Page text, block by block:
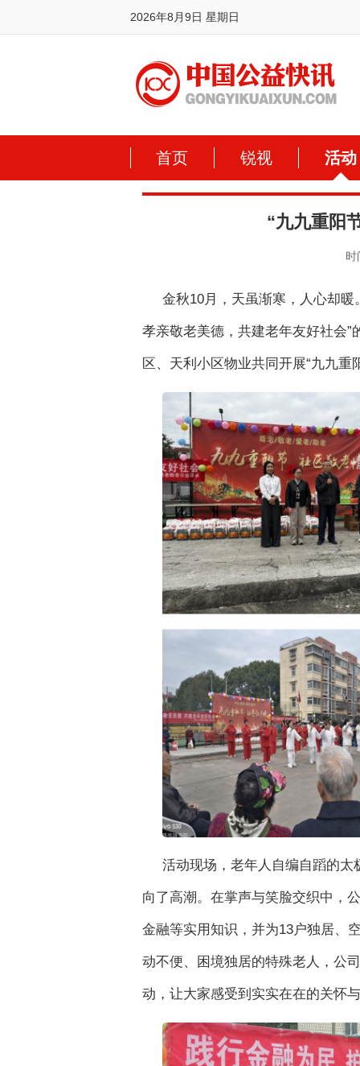
2026年8月9日 星期日
首页 锐视 活动
“九九重阳
时
金秋10月，天虽渐寒，人心却暖
孝亲敬老美德，共建老年友好社会
区、天利小区物业共同开展“九九
活动现场，老年人自编自蹈的
向了高潮。在掌声与笑脸交织中，
金融等实用知识，并为13户独居、
动不便、困境独居的特殊老人，公
动，让大家感受到实实在在的关怀